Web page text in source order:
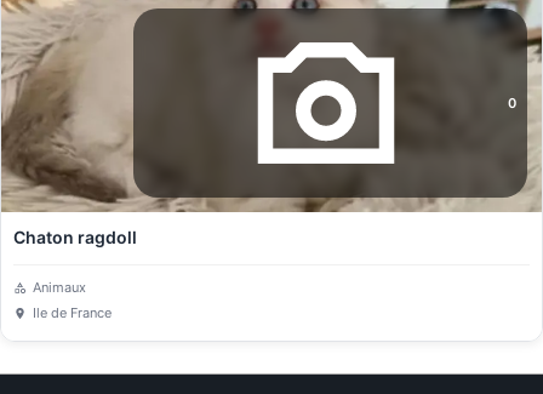
0
Chaton ragdoll
Animaux
Ile de France